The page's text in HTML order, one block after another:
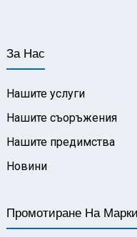
За Нас
Нашите услуги
Нашите съоръжения
Нашите предимства
Новини
Промотиране На Марки